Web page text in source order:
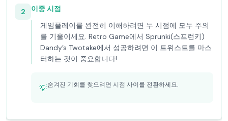
2
이중 시점
게임플레이를 완전히 이해하려면 두 시점에 모두 주의
를 기울이세요. Retro Game에서 Sprunki(스프런키)
Dandy’s Twotake에서 성공하려면 이 트위스트를 마스
터하는 것이 중요합니다!
💡숨겨진 기회를 찾으려면 시점 사이를 전환하세요.